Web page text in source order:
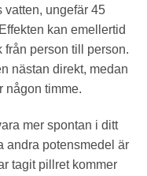
vatten, ungefär 45
kan emellertid
från person till person.
nästan direkt, medan
någon timme.
mer spontan i ditt
andra potensmedel är
tagit pillret kommer